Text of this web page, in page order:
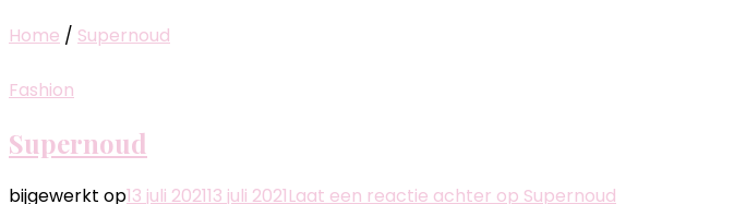
Home / Supernoud
Fashion
Supernoud
bijgewerkt op13 juli 202113 juli 2021Laat een reactie achter op Supernoud